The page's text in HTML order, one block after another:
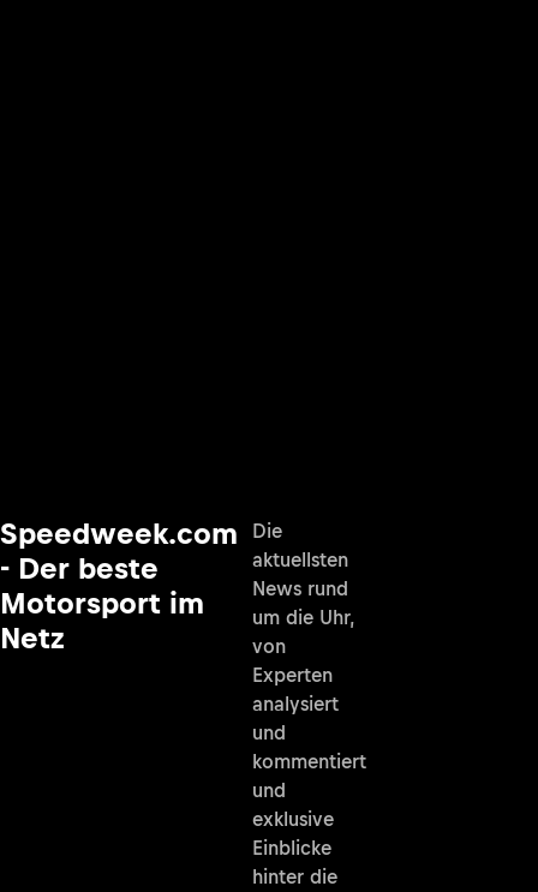
Speedweek.com
- Der beste
Motorsport im
Netz
Die
aktuellsten
News rund
um die Uhr,
von
Experten
analysiert
und
kommentiert
und
exklusive
Einblicke
hinter die